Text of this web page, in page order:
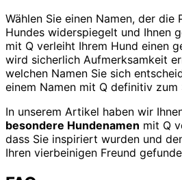
Wählen Sie einen Namen, der die
Hundes widerspiegelt und Ihnen
mit Q verleiht Ihrem Hund einen
wird sicherlich Aufmerksamkeit
welchen Namen Sie sich
einem Namen mit Q definitiv zum
In unserem Artikel haben wir
besondere Hundenamen mit Q
dass Sie inspiriert wurden und
Ihren vierbeinigen Freund